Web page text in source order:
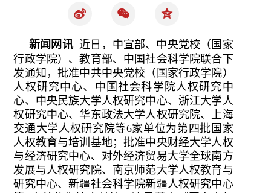
新闻网讯近日，中宣部、中央党校（国家
行政学院）、教育部、中国社会科学院联合下
发通知，批准中共中央党校（国家行政学院）
人权研究中心、中国社会科学院人权研究中
心、中央民族大学人权研究中心、浙江大学人
权研究中心、华东政法大学人权研究院、上海
交通大学人权研究院等6家单位为第四批国家
人权教育与培训基地；批准中央财经大学人权
与经济研究中心、对外经济贸易大学全球南方
发展与人权研究院、南京师范大学人权教育与
研究中心、新疆社会科学院新疆人权研究中心